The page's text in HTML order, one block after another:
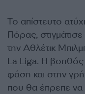
Το απίστευτο
Πόρας,
την Αθλέτικ
La Liga. Η βοηθός
φάση και στην
που θα έπρεπε να